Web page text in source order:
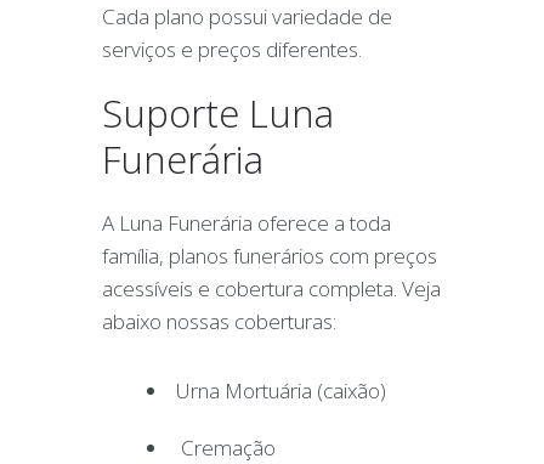
Cada plano possui variedade de
serviços e preços diferentes.
Suporte Luna
Funerária
A Luna Funerária oferece a toda
família, planos funerários com preços
acessíveis e cobertura completa. Veja
abaixo nossas coberturas:
Urna Mortuária (caixão)
Cremação